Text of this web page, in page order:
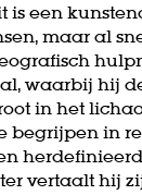
is een
maar al
waarbij hij
in het
in
vertaalt hij